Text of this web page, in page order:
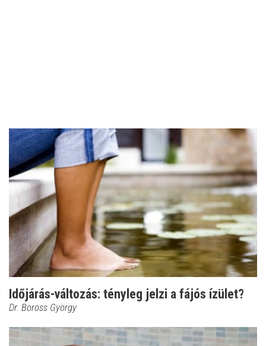
Időjárás-változás: tényleg jelzi a fájós ízület?
Dr. Boross György